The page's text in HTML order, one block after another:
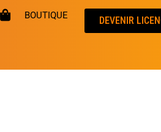
BOUTIQUE DEVENIR